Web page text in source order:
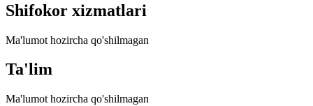
Shifokor xizmatlari
Ma'lumot hozircha qo'shilmagan
Ta'lim
Ma'lumot hozircha qo'shilmagan